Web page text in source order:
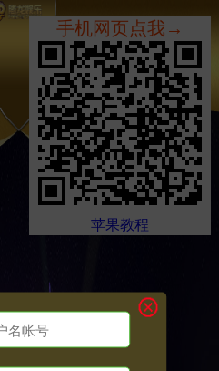
手机网页点我→
苹果教程